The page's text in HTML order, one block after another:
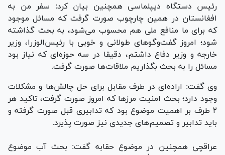
رئیس دستگاه دیپلماسی همچنین بیان کرد: سفر من به
افغانستان در همین چارچوب صورت گرفت که مسائل موجود
که برای ما منافع ملی هم محسوب می‌شود، به بحث گذاشته
شود؛ امروز گفت‌و‌گو‌های طولانی و خوبی با رئیس‌الوزرا، وزیر
خارجه و وزیر دفاع داشتم، دقیقا در سه حوزه‌ای که نیاز بود
مسائل را به بحث بگذاریم ملاقات‌ها صورت گرفت.
وی گفت: اراده‌ای در طرف مقابل برای حل چالش‌ها و مشکلات
وجود دارد؛ بحث امنیت مرز‌ها که امروز صورت گرفت، تاکید هر
۲ طرف بر اهمیت موضوع بود که تدابیری قبل صورت گرفته و
باید تدابیر و تصمیم‌های جدیدی نیز صورت پذیرد.
عراقچی همچنین در موضوع حقابه گفت: بحث آب موضوع